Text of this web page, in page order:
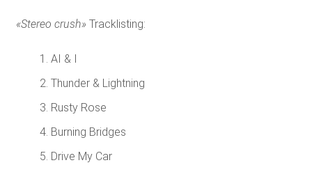
«Stereo crush»Tracklisting:
AI & I
Thunder & Lightning
Rusty Rose
Burning Bridges
Drive My Car